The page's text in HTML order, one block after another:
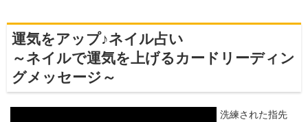
運気をアップ♪ネイル占い
～ネイルで運気を上げるカードリーディン
グメッセージ～
洗練された指先